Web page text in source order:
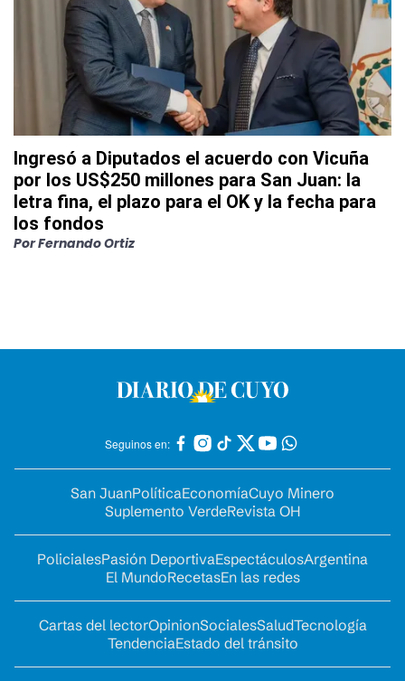
Ingresó a Diputados el acuerdo con Vicuña
por los US$250 millones para San Juan: la
letra fina, el plazo para el OK y la fecha para
los fondos
PorFernando Ortiz
Seguinos en:
San JuanPolíticaEconomíaCuyo Minero
Suplemento VerdeRevista OH
PolicialesPasión DeportivaEspectáculosArgentina
El MundoRecetasEn las redes
Cartas del lectorOpinionSocialesSaludTecnología
TendenciaEstado del tránsito